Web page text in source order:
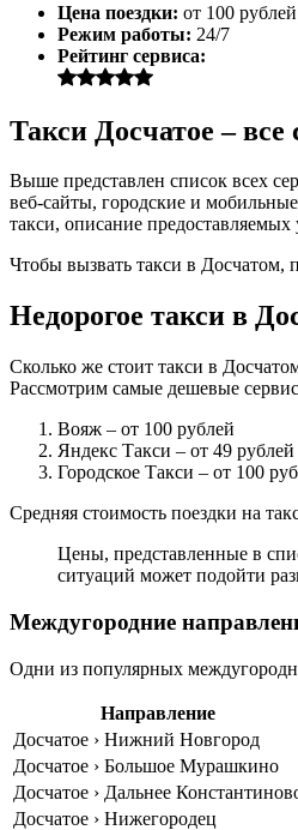
Цена поездки: от 100 рублей
Режим работы: 24/7
Рейтинг сервиса:
Такси Досчатое – все
Выше представлен список всех
веб-сайты, городские и
такси, описание предоставляемых
Чтобы вызвать такси в Досчатом,
Недорогое такси в
Сколько же стоит такси в
Рассмотрим самые дешевые
Вояж – от 100 рублей
Яндекс Такси – от 49 рублей
Городское Такси – от 100
Средняя стоимость поездки на
Цены, представленные в
ситуаций может подойти
Междугородние
Одни из популярных
Направление
Досчатое › Нижний Новгород
Досчатое › Большое Мурашкино
Досчатое › Дальнее
Досчатое › Нижегородец